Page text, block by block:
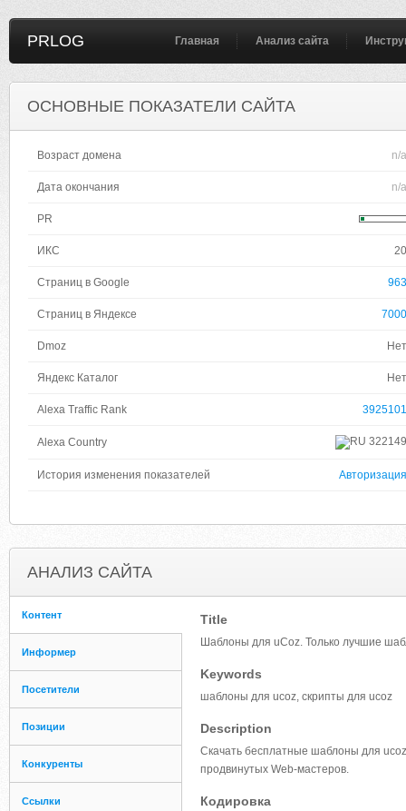
PRLOG Главная Анализ сайта
ОСНОВНЫЕ ПОКАЗАТЕЛИ САЙТА
Возраст домена n/a
Дата окончания n/a
PR
ИКС 20
Страниц в Google 963
Страниц в Яндексе 7000
Dmoz Нет
Яндекс Каталог Нет
Alexa Traffic Rank 3925101
Alexa Country 322149
История изменения показателей Авторизация
АНАЛИЗ САЙТА
Контент
Информер
Посетители
Позиции
Конкуренты
Ссылки
Title
Шаблоны для uCoz. Только лучшие
Keywords
шаблоны для ucoz, скрипты для ucoz
Description
Скачать бесплатные шаблоны для
продвинутых Web-мастеров.
Кодировка